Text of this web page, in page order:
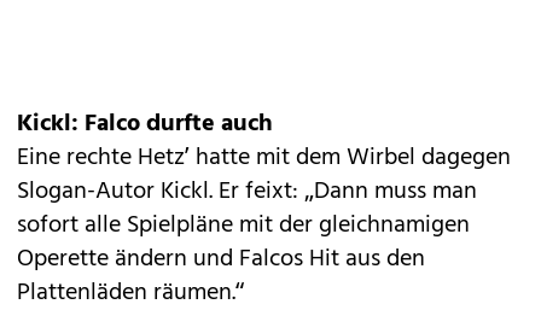
Kickl: Falco durfte auch
Eine rechte Hetz’ hatte mit dem Wirbel dagegen
Slogan-Autor Kickl. Er feixt: „Dann muss man
sofort alle Spielpläne mit der gleichnamigen
Operette ändern und Falcos Hit aus den
Plattenläden räumen.“